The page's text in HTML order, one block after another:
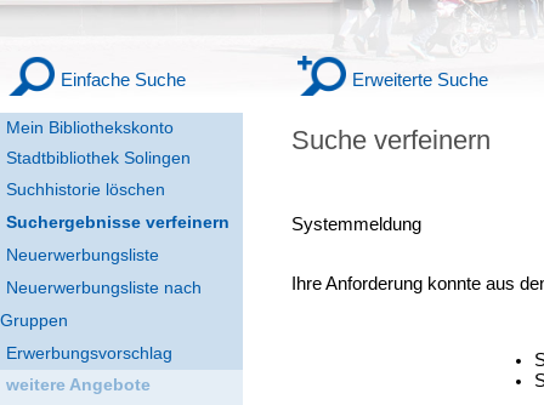
Mein Bibliothekskonto
Stadtbibliothek Solingen
Einfache Suche Erweiterte Suche
Suchhistorie löschen
Suchergebnisse verfeinern
Neuerwerbungsliste
Neuerwerbungsliste nach
Gruppen
Erwerbungsvorschlag
weitere Angebote
Suche verfeinern
Systemmeldung
Ihre Anforderung konnte aus